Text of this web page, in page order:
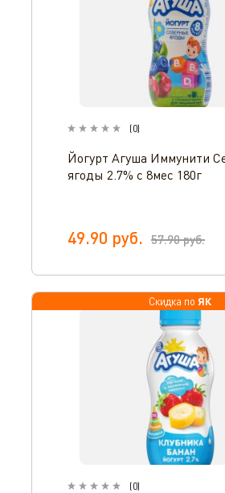
(0)
Йогурт Агуша Иммунити
ягоды 2.7% с 8мес 180г
49.90 руб. 57.90руб.
Скидка по ЯК
(0)